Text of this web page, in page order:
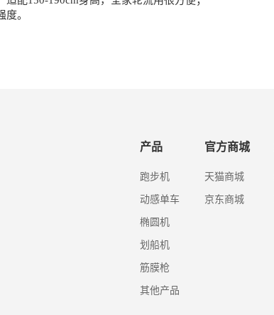
。
产品
跑步机
动感单车
椭圆机
划船机
筋膜枪
其他产品
官方商城
天猫商城
京东商城